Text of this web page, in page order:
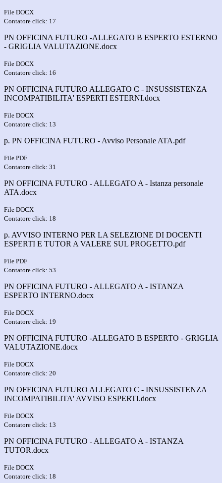
File DOCX
Contatore click: 17
PN OFFICINA FUTURO -ALLEGATO B ESPERTO ESTERNO
- GRIGLIA VALUTAZIONE.docx
File DOCX
Contatore click: 16
PN OFFICINA FUTURO ALLEGATO C - INSUSSISTENZA
INCOMPATIBILITA' ESPERTI ESTERNI.docx
File DOCX
Contatore click: 13
p. PN OFFICINA FUTURO - Avviso Personale ATA.pdf
File PDF
Contatore click: 31
PN OFFICINA FUTURO - ALLEGATO A - Istanza personale
ATA.docx
File DOCX
Contatore click: 18
p. AVVISO INTERNO PER LA SELEZIONE DI DOCENTI
ESPERTI E TUTOR A VALERE SUL PROGETTO.pdf
File PDF
Contatore click: 53
PN OFFICINA FUTURO - ALLEGATO A - ISTANZA
ESPERTO INTERNO.docx
File DOCX
Contatore click: 19
PN OFFICINA FUTURO -ALLEGATO B ESPERTO - GRIGLIA
VALUTAZIONE.docx
File DOCX
Contatore click: 20
PN OFFICINA FUTURO ALLEGATO C - INSUSSISTENZA
INCOMPATIBILITA' AVVISO ESPERTI.docx
File DOCX
Contatore click: 13
PN OFFICINA FUTURO - ALLEGATO A - ISTANZA
TUTOR.docx
File DOCX
Contatore click: 18